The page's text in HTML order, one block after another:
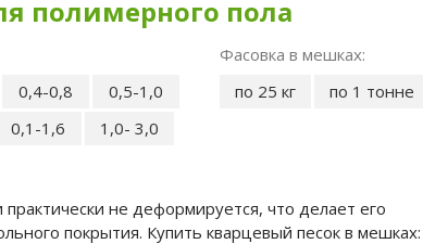
полимерного пола
0,4-0,8
0,5-1,0
0,1-1,6
1,0- 3,0
Фасовка в мешках:
по 25 кг
по 1 тонне
не деформируется, что делает его
покрытия. Купить кварцевый песок в мешках: